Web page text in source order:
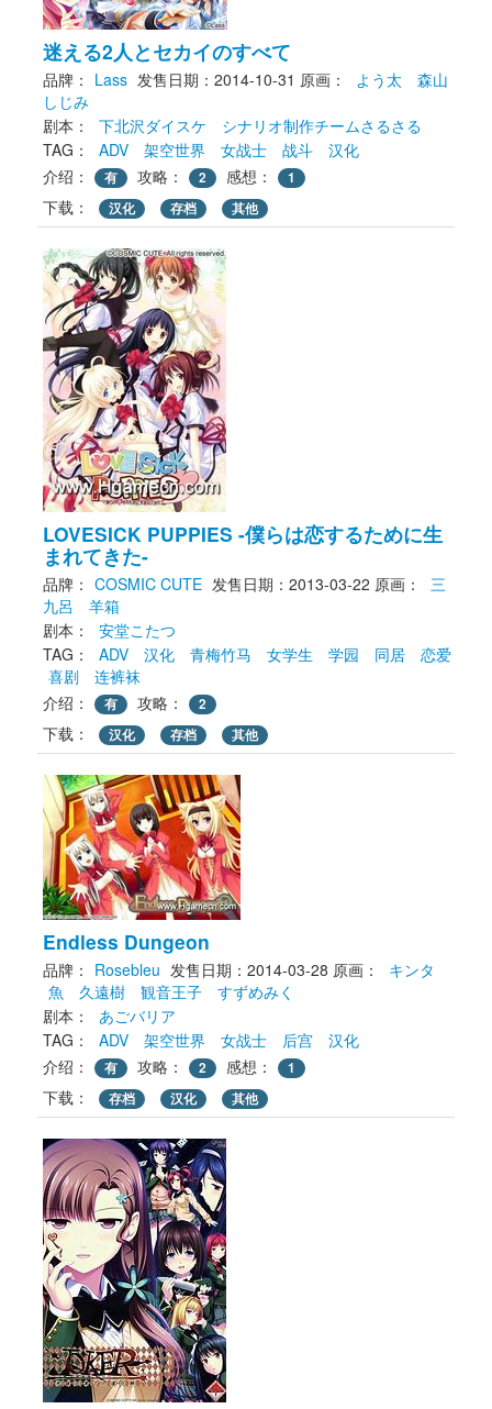
迷える2人とセカイのすべて
品牌： Lass 发售日期：2014-10-31 原画： よう太
森山
しじみ
剧本：
下北沢ダイスケ
シナリオ制作チームさるさる
TAG：
ADV 架空世界 女战士 战斗
汉化
介绍：
有 攻略： 2 感想： 1
下载： 汉化 存档 其他
LOVESICK PUPPIES -僕らは恋するために生
まれてきた-
品牌： COSMIC CUTE 发售日期：2013-03-22 原画：
三
九呂
羊箱
剧本：
安堂こたつ
TAG：
ADV 汉化 青梅竹马 女学生 学园 同居
恋爱
喜剧
连裤袜
介绍：
有 攻略： 2
下载： 汉化 存档 其他
Endless Dungeon
品牌： Rosebleu 发售日期：2014-03-28 原画：
キンタ
魚
久遠樹 観音王子
すずめみく
剧本：
あごバリア
TAG：
ADV 架空世界 女战士 后宫
汉化
介绍：
有 攻略： 2 感想： 1
下载： 存档 汉化 其他